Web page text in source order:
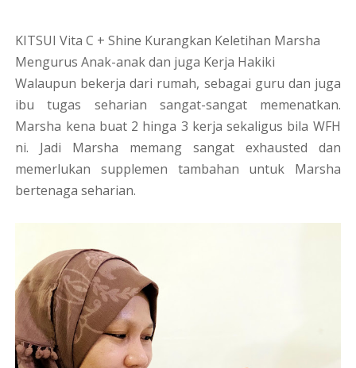
KITSUI Vita C + Shine Kurangkan Keletihan Marsha
Mengurus Anak-anak dan juga Kerja Hakiki
Walaupun bekerja dari rumah, sebagai guru dan juga
ibu tugas seharian sangat-sangat memenatkan.
Marsha kena buat 2 hinga 3 kerja sekaligus bila WFH
ni. Jadi Marsha memang sangat exhausted dan
memerlukan supplemen tambahan untuk Marsha
bertenaga seharian.